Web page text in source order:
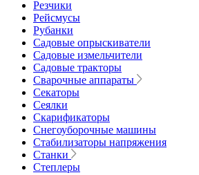
Резчики
Рейсмусы
Рубанки
Садовые опрыскиватели
Садовые измельчители
Садовые тракторы
Сварочные аппараты
Секаторы
Сеялки
Скарификаторы
Снегоуборочные машины
Стабилизаторы напряжения
Станки
Степлеры